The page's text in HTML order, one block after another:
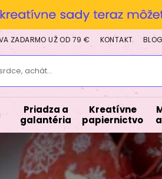
ZADARMO UŽ OD 79 € KONTAKT BLOG
achát...
Priadza a
galantéria
Kreatívne
papiernictvo